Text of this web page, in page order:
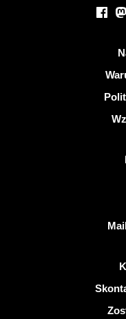
Więcej informacji na